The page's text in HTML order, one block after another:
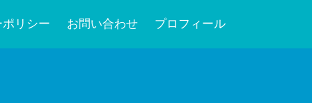
リシー お問い合わせ プロフィール